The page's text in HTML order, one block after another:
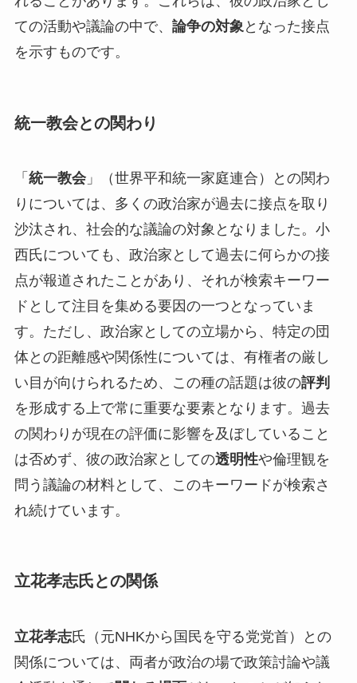
ての活動や議論の中で、 論争の対象となった接点
を示すものです。
統一教会との関わり
「 統一教会」（世界平和統一家庭連合）との関わ
りについては、多くの政治家が過去に接点を取り
沙汰され、社会的な議論の対象となりました。小
西氏についても、政治家として過去に何らかの接
点が報道されたことがあり、それが検索キーワー
ドとして注目を集める要因の一つとなっていま
す。ただし、政治家としての立場から、特定の団
体との距離感や関係性については、有権者の厳し
い目が向けられるため、この種の話題は彼の評判
を形成する上で常に重要な要素となります。過去
の関わりが現在の評価に影響を及ぼしていること
は否めず、彼の政治家としての透明性や倫理観を
問う議論の材料として、このキーワードが検索さ
れ続けています。
立花孝志氏との関係
立花孝志氏（元NHKから国民を守る党党首）との
関係については、両者が政治の場で政策討論や議